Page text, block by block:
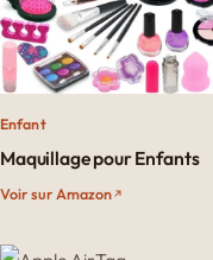
Enfant
Maquillage pour Enfants
Voir sur Amazon